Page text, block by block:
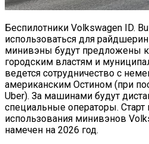
Беспилотники Volkswagen ID.
использоваться для
минивэны будут предложены
городским властям и
ведется сотрудничество с
американским Остином (при
Uber). За машинами будут
специальные операторы.
использования минивэнов
намечен на 2026 год.